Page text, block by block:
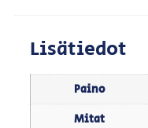
Lisätiedot
Paino
Mitat